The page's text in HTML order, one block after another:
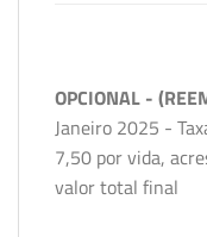
OPCIONAL -
Janeiro 2025 -
7,50 por vida,
valor total final